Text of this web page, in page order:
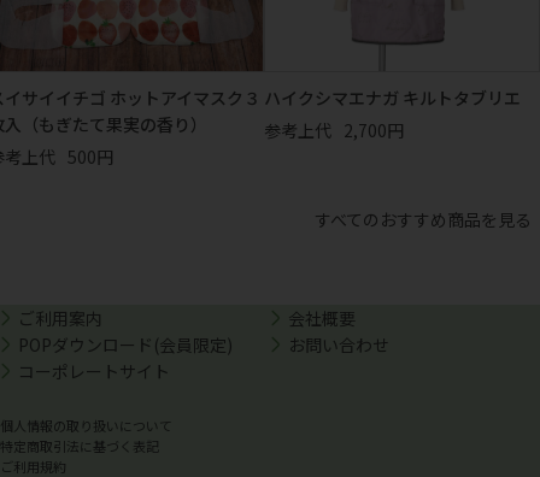
イサイイチゴ ホットアイマスク３
（もぎたて果実の香り）
考上代 500円
ハイクシマエナガ キルトタブリエ
参考上代 2,700円
すべてのおすすめ商品を見る
ご利用案内
会社概要
POPダウンロード(会員限定)
お問い合わせ
コーポレートサイト
個人情報の取り扱いについて
特定商取引法に基づく表記
ご利用規約